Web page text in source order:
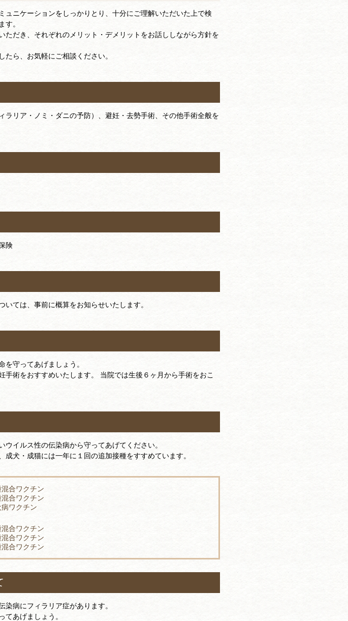
ュニケーションをしっかりとり、十分にご理解いただいた上で検
す。
ただき、それぞれのメリット・デメリットをお話ししながら方針を
ら、お気軽にご相談ください。
ラリア・ノミ・ダニの予防）、避妊・去勢手術、その他手術全般を
険
ては、事前に概算をお知らせいたします。
を守ってあげましょう。
手術をおすすめいたします。 当院では生後６ヶ月から手術をおこ
イルス性の伝染病から守ってあげてください。
成犬・成猫には一年に１回の追加接種をすすめています。
混合ワクチン
混合ワクチン
ワクチン
混合ワクチン
混合ワクチン
混合ワクチン
病にフィラリア症があります。
てあげましょう。